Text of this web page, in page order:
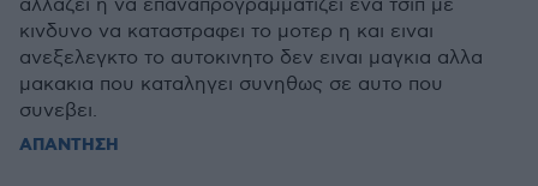
αλλαζει η να επαναπρογραμματιζει ενα τσιπ με
κινδυνο να καταστραφει το μοτερ η και ειναι
ανεξελεγκτο το αυτοκινητο δεν ειναι μαγκια αλλα
μακακια που καταληγει συνηθως σε αυτο που
συνεβει.
ΑΠΑΝΤΗΣΗ